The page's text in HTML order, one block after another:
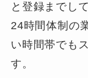
と登録までし
24時間体制の
い時間帯でも
す。